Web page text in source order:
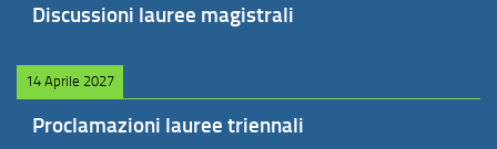
Discussioni lauree magistrali
14 Aprile 2027
Proclamazioni lauree triennali